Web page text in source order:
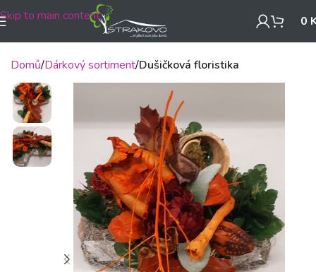
Skip to main content 0
Domů Dárkový sortiment Dušičková floristika